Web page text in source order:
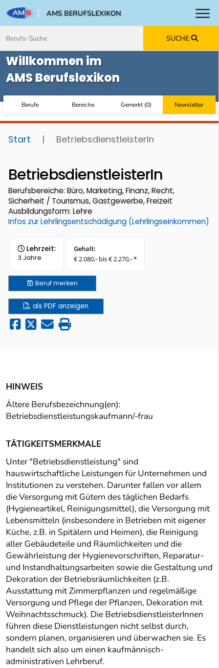
AMS BERUFSLEXIKON
SUCHE
Willkommen im
AMS Berufslexikon
Berufe Bereiche Gemerkt(0) Newsletter
Start | BetriebsdienstleisterIn
BetriebsdienstleisterIn
Berufsbereiche: Büro, Marketing, Finanz, Recht,
Sicherheit / Tourismus, Gastgewerbe, Freizeit
Ausbildungsform: Lehre
Infos zur Lehrlingsentschädigung (Lehrlingseinkommen)
Lehrzeit:
3 Jahre.
Gehalt:
€ 2.080,- bis € 2.270,- *
Berufmerken
als PDF anzeigen
HINWEIS
Ältere Berufsbezeichnung(en):
Betriebsdienstleistungskaufmann/-frau
TÄTIGKEITSMERKMALE
Unter "Betriebsdienstleistung" sind
hauswirtschaftliche Leistungen für Unternehmen und
Institutionen zu verstehen. Darunter fallen vor allem
die Versorgung mit Gütern des täglichen Bedarfs
(Hygieneartikel, Reinigungsmittel), die Versorgung mit
Lebensmitteln (insbesondere in Betrieben mit eigener
Küche, z.B. in Spitälern und Heimen), die Reinigung
aller Gebäudeteile und Räumlichkeiten und die
Gewährleistung der Hygienevorschriften, Reparatur-
und Instandhaltungsarbeiten sowie die Gestaltung und
Dekoration der Betriebsräumlichkeiten (z.B.
Ausstattung mit Zimmerpflanzen und regelmäßige
Versorgung und Pflege der Pflanzen, Dekoration mit
Weihnachtsschmuck). Die BetriebsdienstleisterInnen
führen diese Dienstleistungen nicht selbst durch,
sondern planen, organisieren und überwachen sie. Es
handelt sich also um einen kaufmännisch-
administrativen Lehrberuf.